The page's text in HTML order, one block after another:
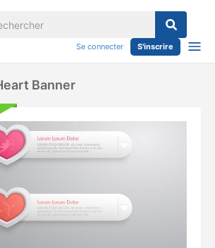
Se connecter S'inscrire
Banner